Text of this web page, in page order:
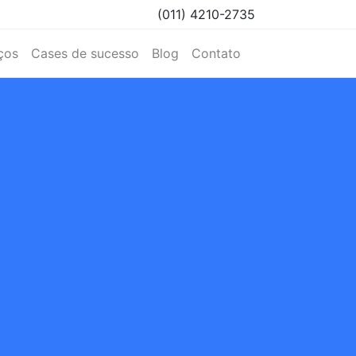
(011) 4210-2735
Cases de sucesso Blog Contato